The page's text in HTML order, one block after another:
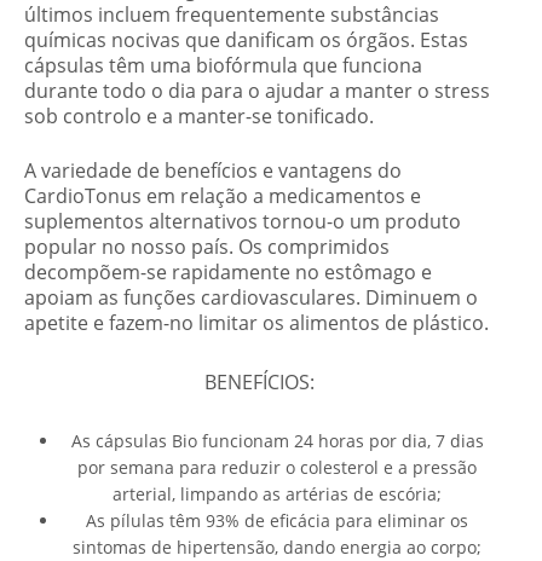
últimos incluem frequentemente substâncias
químicas nocivas que danificam os órgãos. Estas
cápsulas têm uma biofórmula que funciona
durante todo o dia para o ajudar a manter o stress
sob controlo e a manter-se tonificado.
A variedade de benefícios e vantagens do
CardioTonus em relação a medicamentos e
suplementos alternativos tornou-o um produto
popular no nosso país. Os comprimidos
decompõem-se rapidamente no estômago e
apoiam as funções cardiovasculares. Diminuem o
apetite e fazem-no limitar os alimentos de plástico.
BENEFÍCIOS:
As cápsulas Bio funcionam 24 horas por dia, 7 dias
por semana para reduzir o colesterol e a pressão
arterial, limpando as artérias de escória;
As pílulas têm 93% de eficácia para eliminar os
sintomas de hipertensão, dando energia ao corpo;